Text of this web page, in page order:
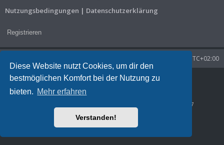
Diese Website nutzt Cookies, um dir den
bestmöglichen Komfort bei der Nutzung zu
bieten. Mehr erfahren
Verstanden!
Nutzungsbedingungen | Datenschutzerklärung
Registrieren
UTC+02:00
Powered byphpBB ® Forum Software © phpBB Limited
Datenschutz
Queries: 7